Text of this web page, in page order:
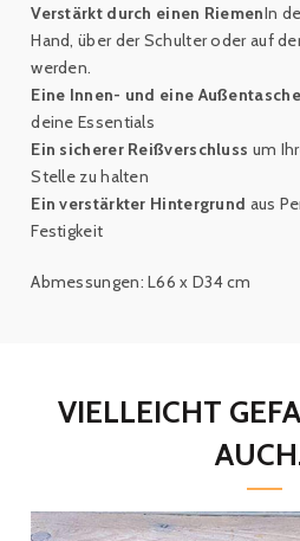
Verstärkt durch einen RiemenIn
Hand, über der Schulter oder auf
werden.
Eine Innen- und eine
deine Essentials
Ein sicherer Reißverschluss um
Stelle zu halten
Ein verstärkter Hintergrund aus
Festigkeit
Abmessungen: L66 x D34 cm
VIELLEICHT